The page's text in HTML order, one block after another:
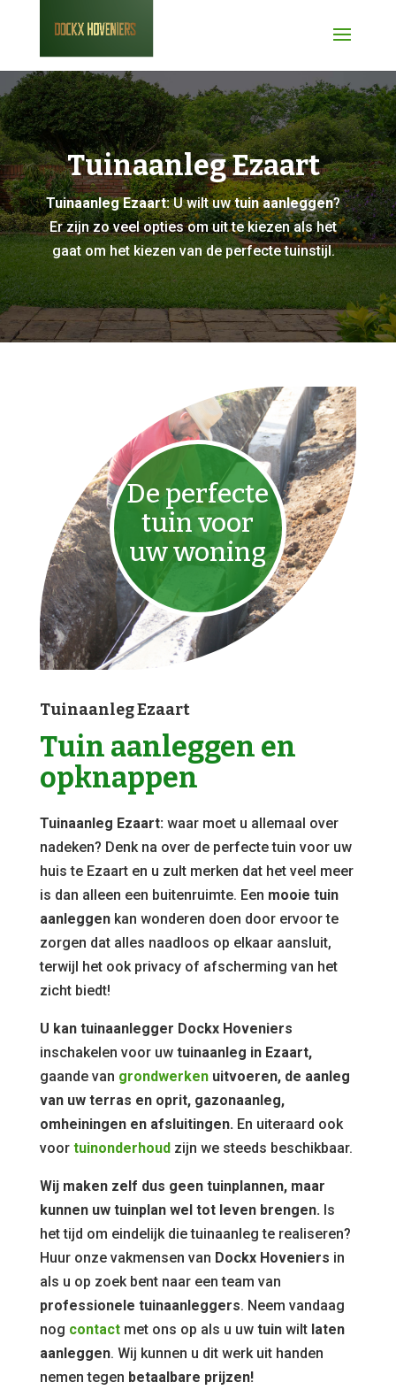
Tuinaanleg Ezaart
Tuinaanleg Ezaart:U wilt uwtuin aanleggen?
Er zijn zo veel opties om uit te kiezen als het
gaat om het kiezen van de perfecte tuinstijl.
De perfecte
tuin voor
uw woning
Tuinaanleg Ezaart
Tuin aanleggen en
opknappen
Tuinaanleg Ezaart:waar moet u allemaal over
nadeken? Denk na over de perfecte tuin voor uw
huis te Ezaart en u zult merken dat het veel meer
is dan alleen een buitenruimte. Een mooie tuin
aanleggenkan wonderen doen door ervoor te
zorgen dat alles naadloos op elkaar aansluit,
terwijl het ook privacy of afscherming van het
zicht biedt!
U kan tuinaanlegger Dockx Hoveniers
inschakelen voor uwtuinaanleg in Ezaart,
gaande van grondwerkenuitvoeren, de aanleg
van uw terras en oprit, gazonaanleg,
omheiningen en afsluitingen. En uiteraard ook
voor tuinonderhoudzijn we steeds beschikbaar.
Wij maken zelf dus geen tuinplannen, maar
kunnen uw tuinplan wel tot leven brengen. Is
het tijd om eindelijk die tuinaanleg te realiseren?
Huur onze vakmensen van Dockx Hoveniers in
als u op zoek bent naar een team van
professionele tuinaanleggers. Neem vandaag
nog contactmet ons op als u uw tuinwilt laten
aanleggen. Wij kunnen u dit werk uit handen
nemen tegen betaalbare prijzen!